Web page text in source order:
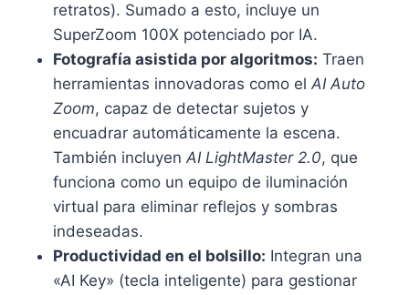
retratos). Sumado a esto, incluye un
SuperZoom 100X potenciado por IA.
Fotografía asistida por algoritmos: Traen
herramientas innovadoras como el AI Auto
Zoom, capaz de detectar sujetos y
encuadrar automáticamente la escena.
También incluyen AI LightMaster 2.0, que
funciona como un equipo de iluminación
virtual para eliminar reflejos y sombras
indeseadas.
Productividad en el bolsillo: Integran una
«AI Key» (tecla inteligente) para gestionar